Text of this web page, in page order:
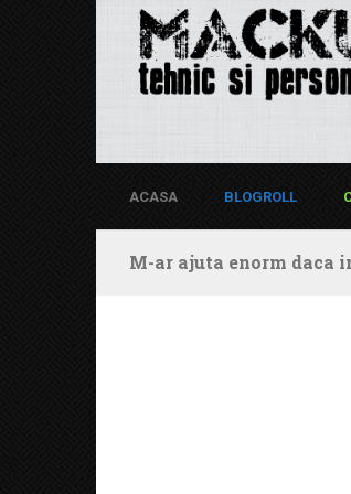
ACASA BLOGROLL
M-ar ajuta enorm daca